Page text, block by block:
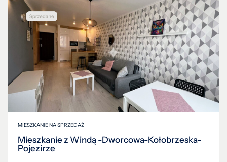
MIESZKANIE NA SPRZEDAŻ
Mieszkanie z Windą -Dworcowa-Kołobrzeska-
Pojezirze